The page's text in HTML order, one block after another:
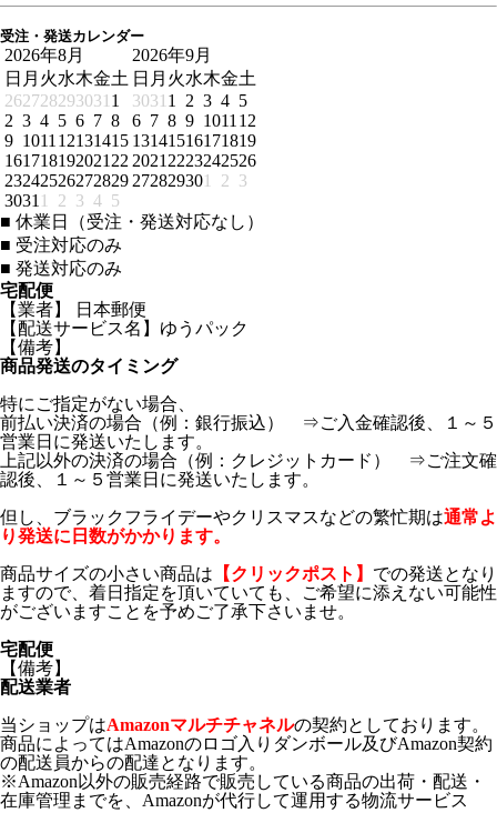
受注・発送カレンダー
2026年8月
日 月 火水木金土
262728293031 1
2 3 4 5 6 7 8
9 1011 12131415
161718192021 22
23242526272829
3031 1 2 3 4 5
2026年9月
日 月 火水木金土
3031 1 2 3 4 5
6 7 8 9 1011 12
13141516171819
2021 2223242526
272829301 2 3
■ 休業日（受注・発送対応なし）
■ 受注対応のみ
■ 発送対応のみ
宅配便
【業者】 日本郵便
【配送サービス名】ゆうパック
【備考】
商品発送のタイミング
特にご指定がない場合、
前払い決済の場合（例：銀行振込） ⇒ご入金確認後、１～５
営業日に発送いたします。
上記以外の決済の場合（例：クレジットカード） ⇒ご注文確
認後、１～５営業日に発送いたします。
但し、ブラックフライデーやクリスマスなどの繁忙期は通常よ
り発送に日数がかかります。
商品サイズの小さい商品は 【クリックポスト】 での発送となり
ますので、着日指定を頂いていても、ご希望に添えない可能性
がございますことを予めご了承下さいませ。
宅配便
【備考】
配送業者
当ショップはAmazonマルチチャネルの契約としております。
商品によってはAmazonのロゴ入りダンボール及びAmazon契約
の配送員からの配達となります。
※Amazon以外の販売経路で販売している商品の出荷・配送・
在庫管理までを、Amazonが代行して運用する物流サービス